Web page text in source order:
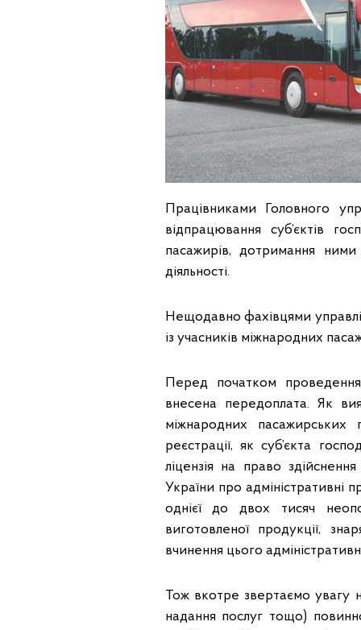
Працівниками Головного
відпрацювання суб’єктів
пасажирів, дотримання ними
діяльності.
Нещодавно фахівцями
із учасників міжнародних
Перед початком
внесена передоплата. Як
міжнародних
реєстрації, як суб’єкта
ліцензія на право
України про адміністративні
однієї до двох тисяч
виготовленої продукції,
вчинення цього
Тож вкотре звертаємо увагу
надання послуг тощо)